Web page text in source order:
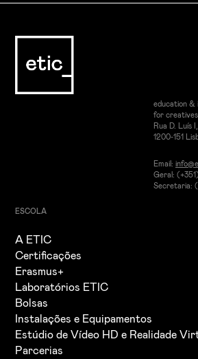
education &
for creatives
Rua D. Luís
1200-151
Email:
Geral:
Secretaria:
ESCOLA
A ETIC
Certificações
Erasmus+
Laboratórios ETIC
Bolsas
Instalações e Equipamentos
Estúdio de Vídeo HD e Realidade
Parcerias